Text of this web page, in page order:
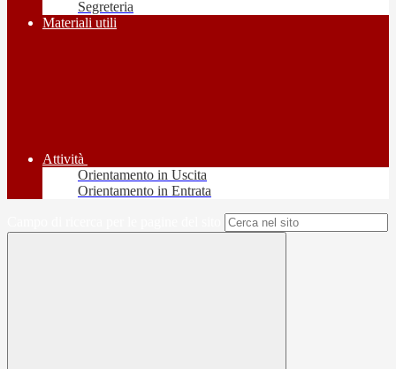
Segreteria
Materiali utili
Attività
Orientamento in Uscita
Orientamento in Entrata